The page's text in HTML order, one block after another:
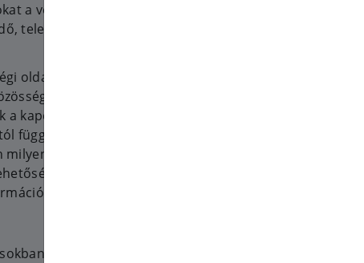
a velünk történt
telefonszám).
oldalaktól, beleértve azokat
oldal ad át nekünk
kapcsolatot.
függően hozzáférünk, az attól
adatvédelmi
és beállításokról az
ad meg számunkra;